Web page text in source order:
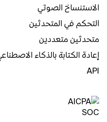
الاستنساخ الصوتي
التحكم في المتحدثين
متحدثين متعددين
إعادة الكتابة بالذكاء الاصطناعي
API